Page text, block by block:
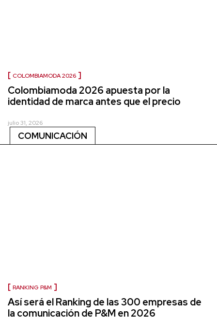
COLOMBIAMODA 2026
Colombiamoda 2026 apuesta por la
identidad de marca antes que el precio
julio 31, 2026
COMUNICACIÓN
RANKING P&M
Así será el Ranking de las 300 empresas de
la comunicación de P&M en 2026